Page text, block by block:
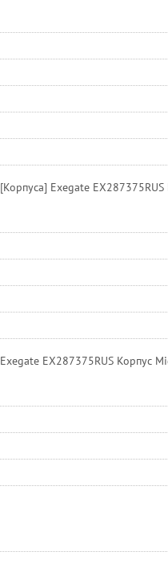
[Корпуса] Exegate
Exegate EX287375RUS Корпус